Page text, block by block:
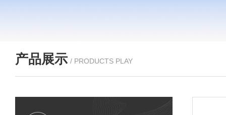
产品展示 / PRODUCTS PLAY